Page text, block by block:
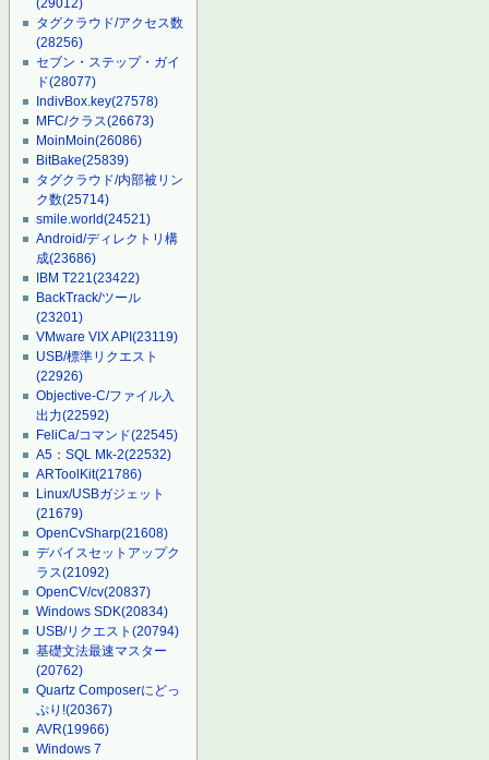
(29012)
タグクラウド/アクセス数
(28256)
セブン・ステップ・ガイ
ド(28077)
IndivBox.key(27578)
MFC/クラス(26673)
MoinMoin(26086)
BitBake(25839)
タグクラウド/内部被リン
ク数(25714)
smile.world(24521)
Android/ディレクトリ構
成(23686)
IBM T221(23422)
BackTrack/ツール
(23201)
VMware VIX API(23119)
USB/標準リクエスト
(22926)
Objective-C/ファイル入
出力(22592)
FeliCa/コマンド(22545)
A5：SQL Mk-2(22532)
ARToolKit(21786)
Linux/USBガジェット
(21679)
OpenCvSharp(21608)
デバイスセットアップク
ラス(21092)
OpenCV/cv(20837)
Windows SDK(20834)
USB/リクエスト(20794)
基礎文法最速マスター
(20762)
Quartz Composerにどっ
ぷり!(20367)
AVR(19966)
Windows 7